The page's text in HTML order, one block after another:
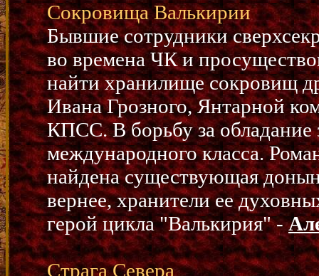
Сокровища Валькирии
Бывшие сотрудники
во времена ЧК и
найти хранилище сокровищ
Ивана Грозного, Янтарной
КПСС. В борьбу за
международного класса.
найдена существующая
вернее, хранители ее
герой цикла "Валькирия" -
Страга Севера